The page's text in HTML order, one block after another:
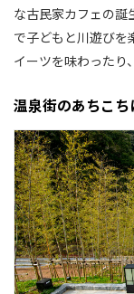
な古民家カフェの誕
で子どもと川遊びを
イーツを味わったり
温泉街のあちこ